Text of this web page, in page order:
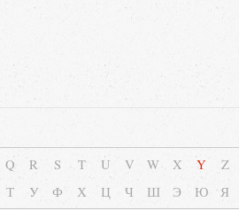
Q R S T U V W X Y
Z
Т У Ф Х Ц Ч Ш Э Ю Я